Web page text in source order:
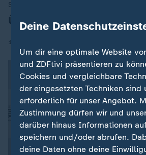
Starke Regenfälle
:Überschwemmungen in
11.08.2025 | 15:25
Deine
Um dir eine optimale Website
und ZDFtivi präsentieren zu
Cookies und vergleichbare
der eingesetzten Techniken sind
erforderlich für unser Angebot.
Zustimmung dürfen wir und
darüber hinaus Informationen
speichern und/oder abrufen.
deine Daten ohne deine